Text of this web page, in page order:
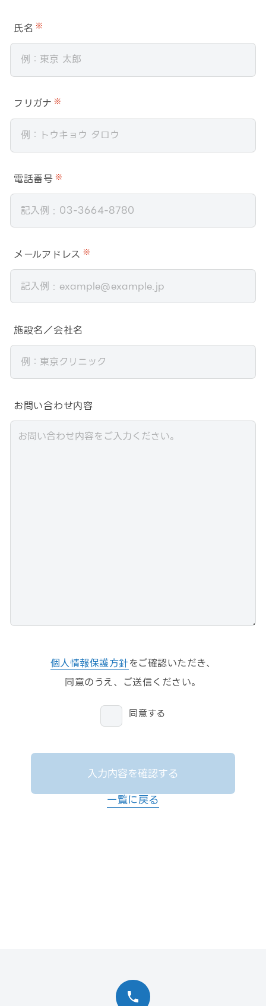
氏名 ※
フリガナ ※
電話番号 ※
メールアドレス ※
施設名／会社名
お問い合わせ内容
個人情報保護方針をご確認いただき、
同意のうえ、ご送信ください。
同意する
入力内容を確認する
一覧に戻る